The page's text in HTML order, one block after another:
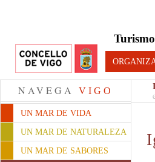
NAVEGA VIGO
UN MAR DE VIDA
UN MAR DE NATURALEZA
UN MAR DE SABORES